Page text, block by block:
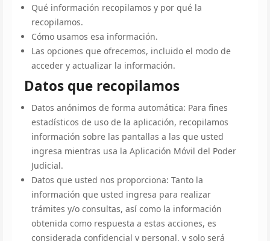
Qué información recopilamos y por qué la
recopilamos.
Cómo usamos esa información.
Las opciones que ofrecemos, incluido el modo de
acceder y actualizar la información.
Datos que recopilamos
Datos anónimos de forma automática: Para fines
estadísticos de uso de la aplicación, recopilamos
información sobre las pantallas a las que usted
ingresa mientras usa la Aplicación Móvil del Poder
Judicial.
Datos que usted nos proporciona: Tanto la
información que usted ingresa para realizar
trámites y/o consultas, así como la información
obtenida como respuesta a estas acciones, es
considerada confidencial y personal, y solo será